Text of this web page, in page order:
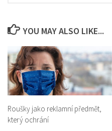
YOU MAY ALSO LIKE...
Roušky jako reklamní předmět,
který ochrání